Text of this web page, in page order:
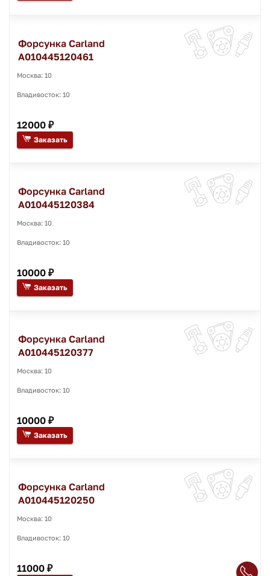
Форсунка Carland
A010445120461
Москва: 10
Владивосток: 10
12000 ₽
Заказать
Форсунка Carland
A010445120384
Москва: 10
Владивосток: 10
10000 ₽
Заказать
Форсунка Carland
A010445120377
Москва: 10
Владивосток: 10
10000 ₽
Заказать
Форсунка Carland
A010445120250
Москва: 10
Владивосток: 10
11000 ₽